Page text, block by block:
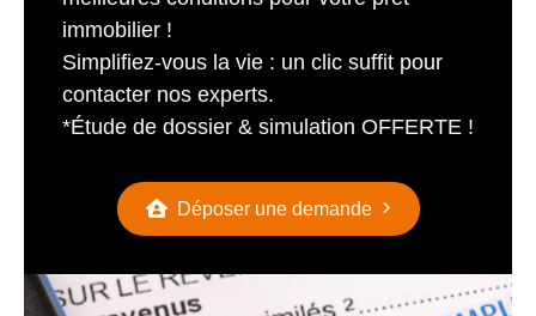
immobilier !
Simplifiez-vous la vie : un clic suffit pour
contacter nos experts.
*Étude de dossier & simulation OFFERTE !
Déposer une demande